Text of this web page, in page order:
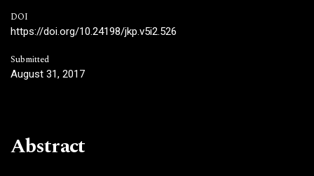
DOI
https://doi.org/10.24198/jkp.v5i2.526
Submitted
August 31, 2017
Abstract